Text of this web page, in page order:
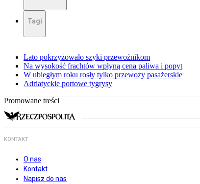
Tagi
Lato pokrzyżowało szyki przewoźnikom
Na wysokość frachtów wpłyną cena paliwa i popyt
W ubiegłym roku rosły tylko przewozy pasażerskie
Adriatyckie portowe tygrysy
Promowane treści
KONTAKT
O nas
Kontakt
Napisz do nas